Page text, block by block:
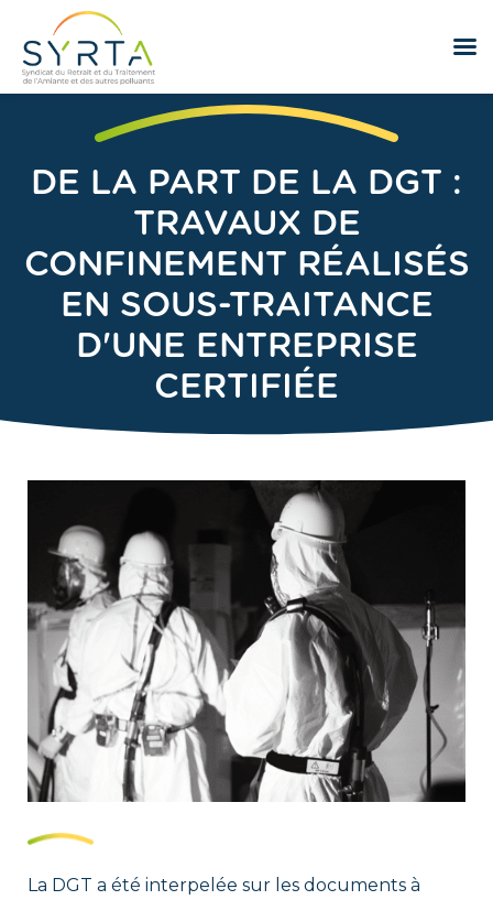
DE LA PART DE LA DGT :
TRAVAUX DE
CONFINEMENT RÉALISÉS
EN SOUS-TRAITANCE
D'UNE ENTREPRISE
CERTIFIÉE
La DGT a été interpelée sur les documents à